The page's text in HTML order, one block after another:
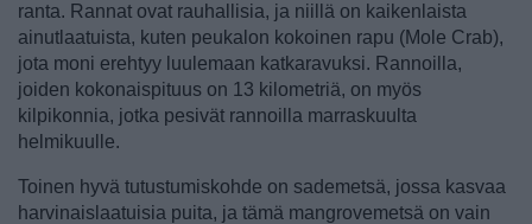
ranta. Rannat ovat rauhallisia, ja niillä on kaikenlaista
ainutlaatuista, kuten peukalon kokoinen rapu (Mole Crab),
jota moni erehtyy luulemaan katkaravuksi. Rannoilla,
joiden kokonaispituus on 13 kilometriä, on myös
kilpikonnia, jotka pesivät rannoilla marraskuulta
helmikuulle.
Toinen hyvä tutustumiskohde on sademetsä, jossa kasvaa
harvinaislaatuisia puita, ja tämä mangrovemetsä on vain